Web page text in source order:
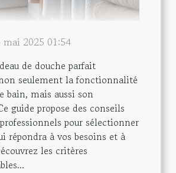
2025 01:54
de douche parfait
seulement la fonctionnalité
bain, mais aussi son
guide propose des conseils
pour sélectionner
répondra à vos besoins et à
les critères